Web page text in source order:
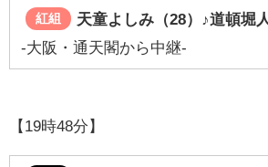
紅組
天童よしみ（28）♪道頓堀
-大阪・通天閣から中継-
【19時48分】